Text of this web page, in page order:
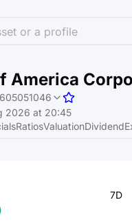
or a profile
America
2026 at 20:45
RatiosValuationDividend
7D